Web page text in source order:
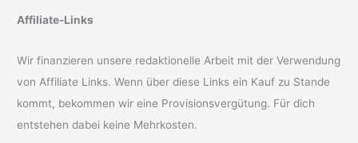
Affiliate-Links
Wir finanzieren unsere redaktionelle Arbeit mit der Verwendung
von Affiliate Links. Wenn über diese Links ein Kauf zu Stande
kommt, bekommen wir eine Provisionsvergütung. Für dich
entstehen dabei keine Mehrkosten.